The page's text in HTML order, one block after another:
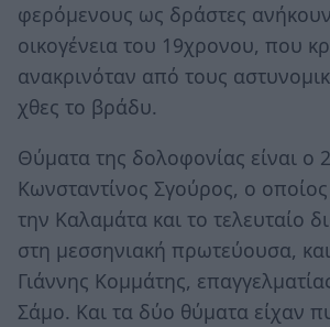
φερόμενους ως δράστες
οικογένεια του 19χρονου, που
ανακρινόταν από τους
χθες το βράδυ.
Θύματα της δολοφονίας είναι ο
Κωνσταντίνος Σγούρος, ο
την Καλαμάτα και το τελευταίο
στη μεσσηνιακή πρωτεύουσα,
Γιάννης Κομμάτης,
Σάμο. Και τα δύο θύματα είχαν